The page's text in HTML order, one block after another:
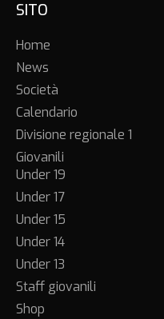
SITO
Home
News
Società
Calendario
Divisione regionale 1
Giovanili
Under 19
Under 17
Under 15
Under 14
Under 13
Staff giovanili
Shop